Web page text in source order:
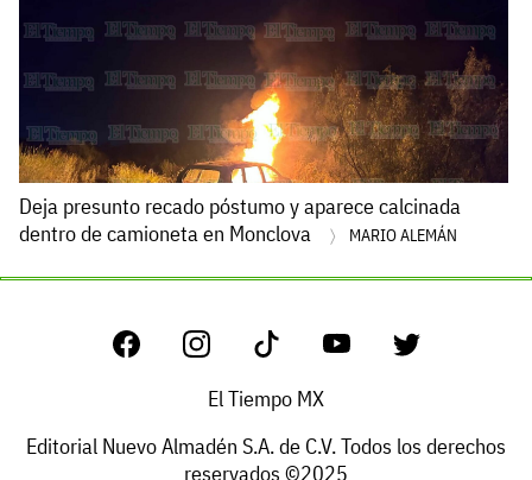
Deja presunto recado póstumo y aparece calcinada
dentro de camioneta en Monclova
MARIO ALEMÁN
El Tiempo MX
Editorial Nuevo Almadén S.A. de C.V. Todos los derechos
reservados ©2025